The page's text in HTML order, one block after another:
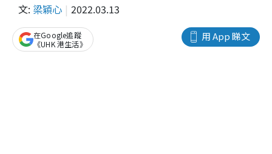
文: 梁穎心 2022.03.13
用 App 睇文
在Google追蹤
《UHK 港生活》